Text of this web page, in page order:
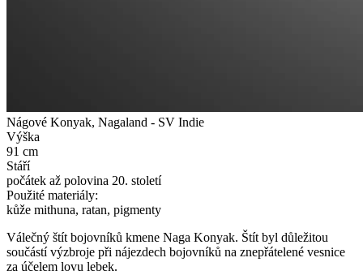
Nágové Konyak, Nagaland - SV Indie
Výška
91 cm
Stáří
počátek až polovina 20. století
Použité materiály:
kůže mithuna, ratan, pigmenty
Válečný štít bojovníků kmene Naga Konyak. Štít byl důležitou
součástí výzbroje při nájezdech bojovníků na znepřátelené vesnice
za účelem lovu lebek.